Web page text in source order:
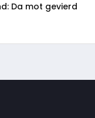
Da mot gevierd